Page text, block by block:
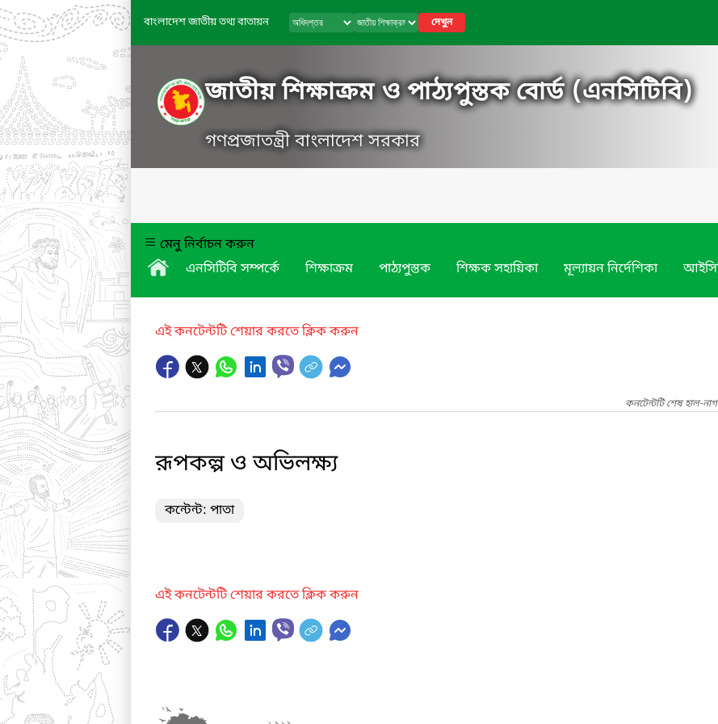
বাংলাদেশ জাতীয় তথ্য বাতায়ন দেখুন
জাতীয় শিক্ষাক্রম ও পাঠ্যপুস্তক বোর্ড (এনসিটিবি)
গণপ্রজাতন্ত্রী বাংলাদেশ সরকার
মেনু নির্বাচন করুন
এনসিটিবি সম্পর্কে
শিক্ষাক্রম পাঠ্যপুস্তক শিক্ষক সহায়িকা মূল্যায়ন নির্দেশিকা
এই কনটেন্টটি শেয়ার করতে ক্লিক করুন
কনটেন্টটি শেষ হাল-
রূপকল্প ও অভিলক্ষ্য
কন্টেন্ট: পাতা
এই কনটেন্টটি শেয়ার করতে ক্লিক করুন